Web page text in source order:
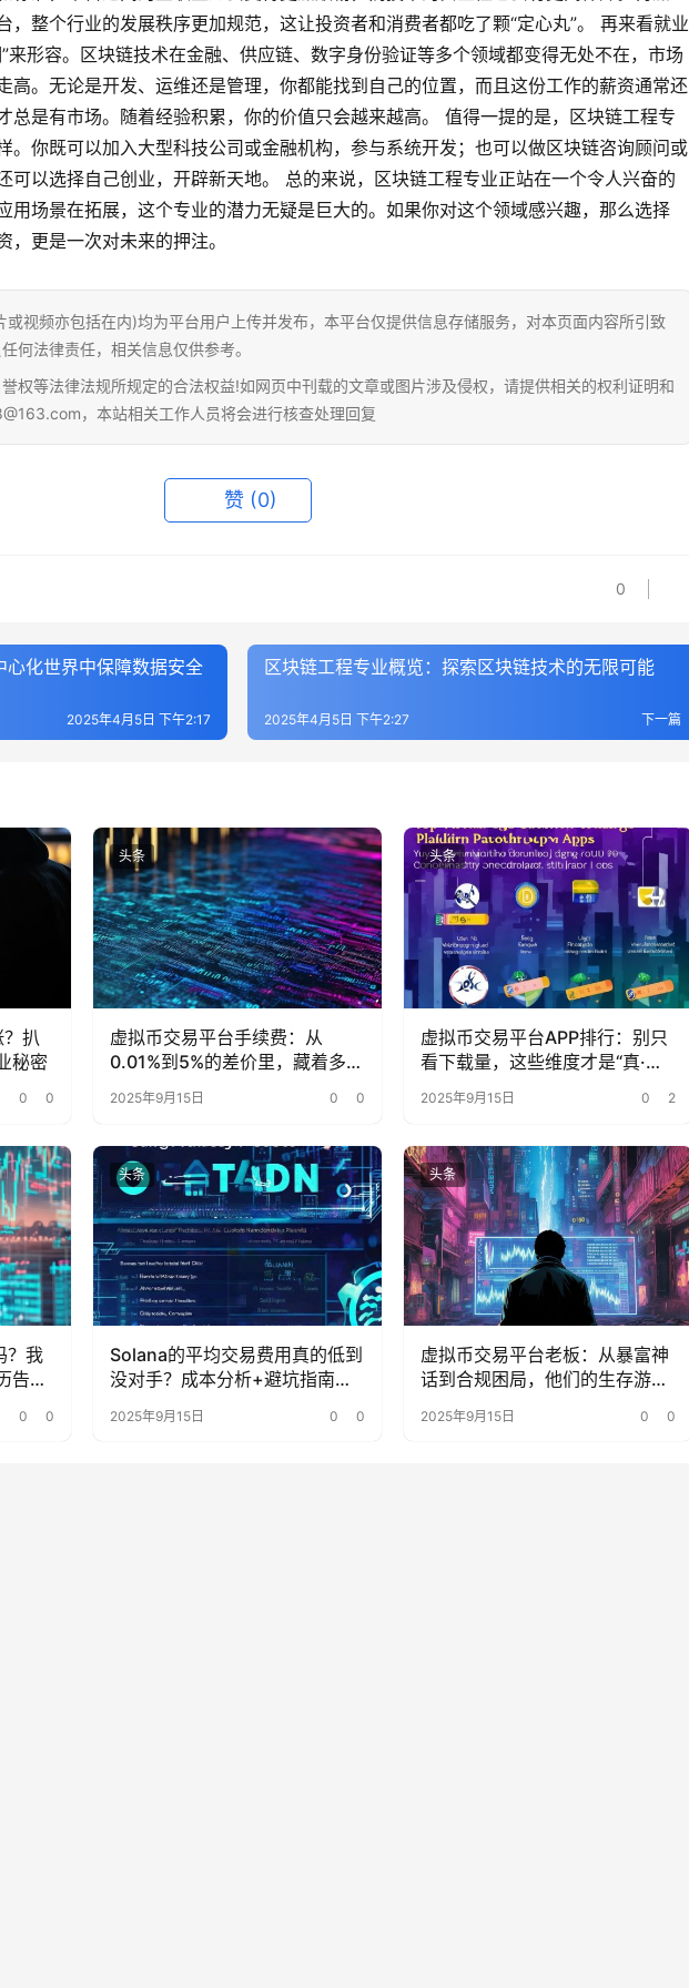
，整个行业的发展秩序更加规范，这让投资者和消费者都吃了颗“定心丸”。 再来看就业
来形容。区块链技术在金融、供应链、数字身份验证等多个领域都变得无处不在，市场
高。无论是开发、运维还是管理，你都能找到自己的位置，而且这份工作的薪资通常还
总是有市场。随着经验积累，你的价值只会越来越高。 值得一提的是，区块链工程专
。你既可以加入大型科技公司或金融机构，参与系统开发；也可以做区块链咨询顾问或
可以选择自己创业，开辟新天地。 总的来说，区块链工程专业正站在一个令人兴奋的
用场景在拓展，这个专业的潜力无疑是巨大的。如果你对这个领域感兴趣，那么选择
更是一次对未来的押注。
或视频亦包括在内)均为平台用户上传并发布，本平台仅提供信息存储服务，对本页面内容所引致
何法律责任，相关信息仅供参考。
权等法律法规所规定的合法权益!如网页中刊载的文章或图片涉及侵权，请提供相关的权利证明和
，本站相关工作人员将会进行核查处理回复
赞 (0)
0
心化世界中保障数据安全
2025年4月5日 下午2:17
区块链工程专业概览：探索区块链技术的无限可能
下一篇
2025年4月5日 下午2:27
扒
秘密
0 0
头条
虚拟币交易平台手续费：从
0.01%到5%的差价里，藏着多少
被忽略的省钱密码？
2025年9月15日 0 0
头条
虚拟币交易平台APP排行：别只
看下载量，这些维度才是“真·核
心指标”
2025年9月15日 0 2
？我
告诉
0 0
头条
Solana的平均交易费用真的低到
没对手？成本分析+避坑指南来
2025年9月15日 0 0
头条
虚拟币交易平台老板：从暴富神
话到合规困局，他们的生存游戏
变了？
2025年9月15日 0 0